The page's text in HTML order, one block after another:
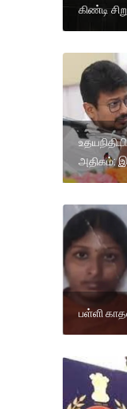
கிண்டி
அதிகம்:
பள்ளி